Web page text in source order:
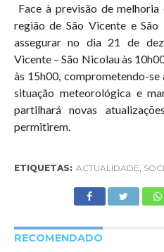
Face à previsão de
região de São Vicente e
assegurar no dia 21 de
Vicente – São Nicolau às
às 15h00, comprometendo-se
situação meteorológica e
partilhará novas
permitirem.
ETIQUETAS: ACTUALIDADE
RECOMENDADO